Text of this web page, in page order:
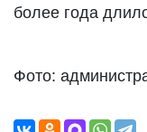
более года
Фото: